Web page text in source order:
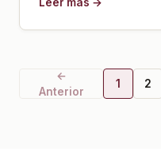
Leer más →
←
Anterior
1 2